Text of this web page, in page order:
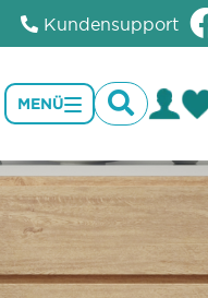
Kundensupport
MENÜ